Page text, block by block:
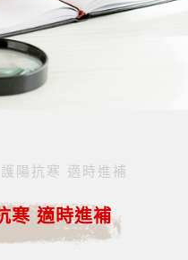
陽抗寒 適時進補
寒 適時進補